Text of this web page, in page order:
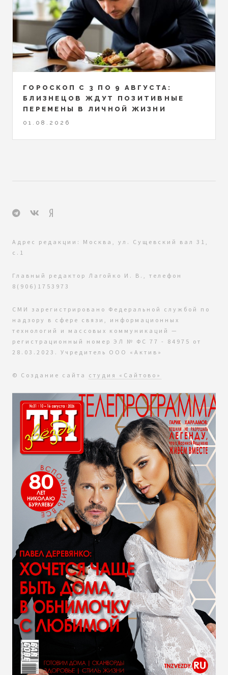
ГОРОСКОП С 3 ПО 9 АВГУСТА:
БЛИЗНЕЦОВ ЖДУТ ПОЗИТИВНЫЕ
ПЕРЕМЕНЫ В ЛИЧНОЙ ЖИЗНИ
01.08.2026
Адрес редакции: Москва, ул. Сущевский вал 31,
с.1
Главный редактор Лагойко И. В., телефон
8(906)1753973
СМИ зарегистрировано Федеральной службой по
надзору в сфере связи, информационных
технологий и массовых коммуникаций —
регистрационный номер ЭЛ № ФС 77 - 84975 от
28.03.2023. Учредитель ООО «Актив»
© Создание сайта студия «Сайтово»